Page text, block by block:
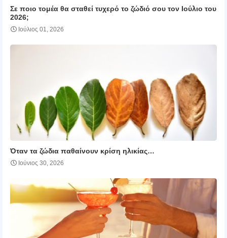
Σε ποιο τομέα θα σταθεί τυχερό το ζώδιό σου τον Ιούλιο του
2026;
Ιούλιος 01, 2026
Όταν τα ζώδια παθαίνουν κρίση ηλικίας…
Ιούνιος 30, 2026